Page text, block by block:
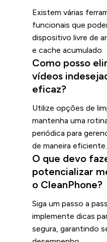
Existem várias
funcionais que
dispositivo livre de
e cache acumulado.
Como posso
vídeos
eficaz?
Utilize opções de
mantenha uma
periódica para
de maneira eficiente.
O que devo
potencializar
o CleanPhone?
Siga um passo a
implemente dicas
segura, garantindo